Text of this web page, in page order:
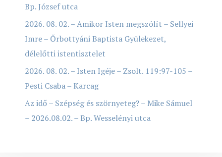
Bp. József utca
2026. 08. 02. – Amikor Isten megszólít – Sellyei
Imre – Őrbottyáni Baptista Gyülekezet,
délelőtti istentisztelet
2026. 08. 02. – Isten Igéje – Zsolt. 119:97-105 –
Pesti Csaba – Karcag
Az idő – Szépség és szörnyeteg? – Mike Sámuel
– 2026.08.02. – Bp. Wesselényi utca